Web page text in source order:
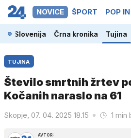
NOVICE ŠPORT POP IN
Slovenija Črna kronika Tujina
TUJINA
Število smrtnih žrtev
Kočanih naraslo na 61
Skopje, 07. 04. 2025 18.15 1 min
AVTOR: